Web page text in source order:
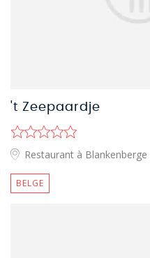
't Zeepaardje
Restaurant à Blankenberge
BELGE